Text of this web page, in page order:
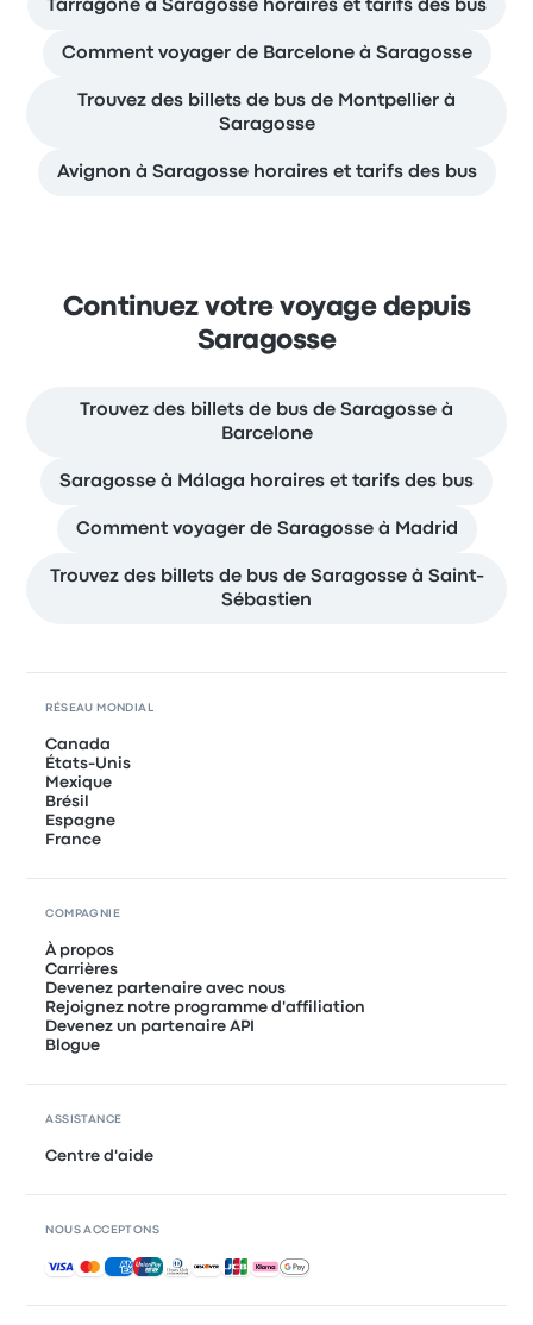
Tarragone à Saragosse horaires et tarifs des bus
Comment voyager de Barcelone à Saragosse
Trouvez des billets de bus de Montpellier à
Saragosse
Avignon à Saragosse horaires et tarifs des bus
Continuez votre voyage depuis
Saragosse
Trouvez des billets de bus de Saragosse à
Barcelone
Saragosse à Málaga horaires et tarifs des bus
Comment voyager de Saragosse à Madrid
Trouvez des billets de bus de Saragosse à Saint-
Sébastien
RÉSEAU MONDIAL
Canada
États-Unis
Mexique
Brésil
Espagne
France
COMPAGNIE
À propos
Carrières
Devenez partenaire avec nous
Rejoignez notre programme d'affiliation
Devenez un partenaire API
Blogue
ASSISTANCE
Centre d'aide
NOUS ACCEPTONS
Paiements acceptés